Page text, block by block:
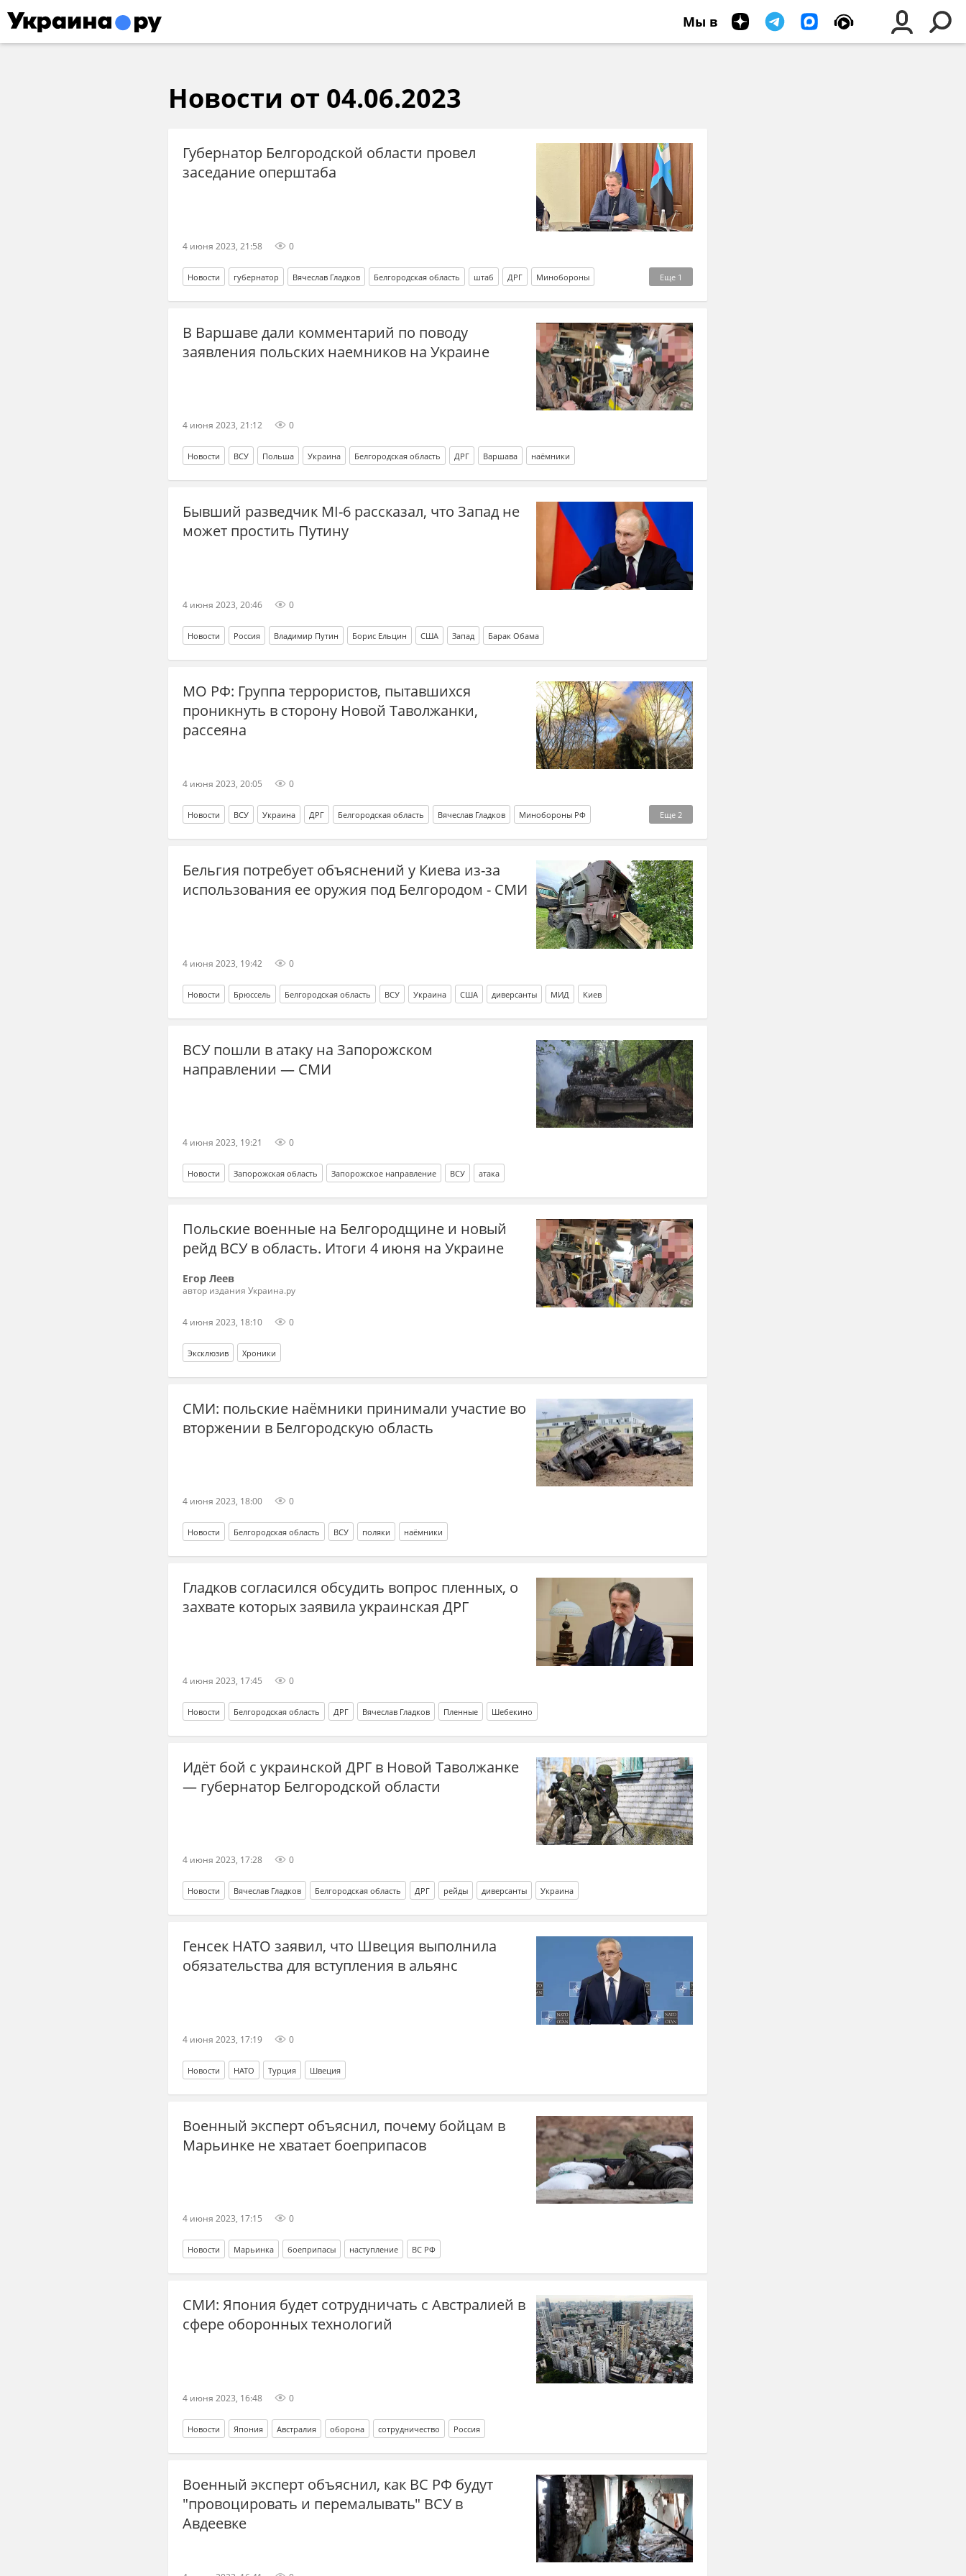
Мы в
Новости от 04.06.2023
Губернатор Белгородской области провел
заседание оперштаба
4 июня 2023, 21:58 0
Еще 1
Новости губернатор Вячеслав Гладков Белгородская область штаб ДРГ Минобороны
Минобороны РФ
В Варшаве дали комментарий по поводу
заявления польских наемников на Украине
4 июня 2023, 21:12 0
Новости ВСУ Польша Украина Белгородская область ДРГ Варшава наёмники
Бывший разведчик MI-6 рассказал, что Запад не
может простить Путину
4 июня 2023, 20:46 0
Новости Россия Владимир Путин Борис Ельцин США Запад Барак Обама
МО РФ: Группа террористов, пытавшихся
проникнуть в сторону Новой Таволжанки,
рассеяна
4 июня 2023, 20:05 0
Еще 2
Новости ВСУ Украина ДРГ Белгородская область Вячеслав Гладков Минобороны РФ
Минобороны МО РФ
Бельгия потребует объяснений у Киева из-за
использования ее оружия под Белгородом - СМИ
4 июня 2023, 19:42 0
Новости Брюссель Белгородская область ВСУ Украина США диверсанты МИД Киев
ВСУ пошли в атаку на Запорожском
направлении — СМИ
4 июня 2023, 19:21 0
Новости Запорожская область Запорожское направление ВСУ атака
Польские военные на Белгородщине и новый
рейд ВСУ в область. Итоги 4 июня на Украине
Егор Леев
автор издания Украина.ру
4 июня 2023, 18:10 0
Эксклюзив Хроники
СМИ: польские наёмники принимали участие во
вторжении в Белгородскую область
4 июня 2023, 18:00 0
Новости Белгородская область ВСУ поляки наёмники
Гладков согласился обсудить вопрос пленных, о
захвате которых заявила украинская ДРГ
4 июня 2023, 17:45 0
Новости Белгородская область ДРГ Вячеслав Гладков Пленные Шебекино
Идёт бой с украинской ДРГ в Новой Таволжанке
— губернатор Белгородской области
4 июня 2023, 17:28 0
Новости Вячеслав Гладков Белгородская область ДРГ рейды диверсанты Украина
Генсек НАТО заявил, что Швеция выполнила
обязательства для вступления в альянс
4 июня 2023, 17:19 0
Новости НАТО Турция Швеция
Военный эксперт объяснил, почему бойцам в
Марьинке не хватает боеприпасов
4 июня 2023, 17:15 0
Новости Марьинка боеприпасы наступление ВС РФ
СМИ: Япония будет сотрудничать с Австралией в
сфере оборонных технологий
4 июня 2023, 16:48 0
Новости Япония Австралия оборона сотрудничество Россия
Военный эксперт объяснил, как ВС РФ будут
"провоцировать и перемалывать" ВСУ в
Авдеевке